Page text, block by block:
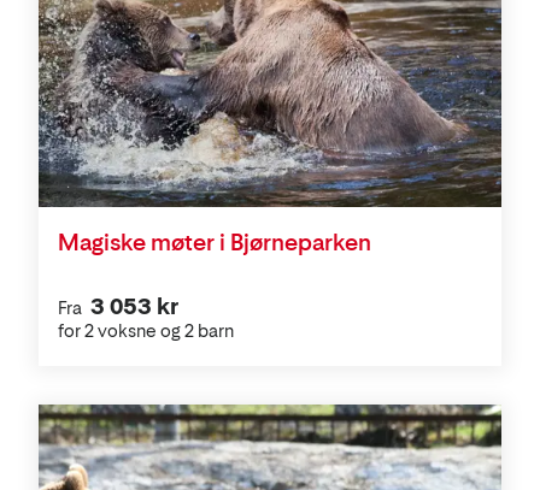
Magiske møter i Bjørneparken
Fra 3 053 kr
for 2 voksne og 2 barn